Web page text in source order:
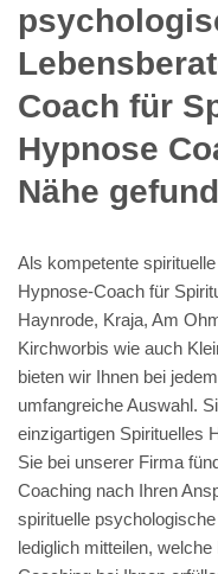
Coach für
Hypnose
Nähe
Als kompetente
Hypnose-Coach für
Haynrode, Kraja, Am
Kirchworbis wie auch
bieten wir Ihnen bei
umfangreiche Auswahl.
einzigartigen Spirituelles
Sie bei unserer Firma
Coaching nach Ihren
spirituelle
lediglich mitteilen,